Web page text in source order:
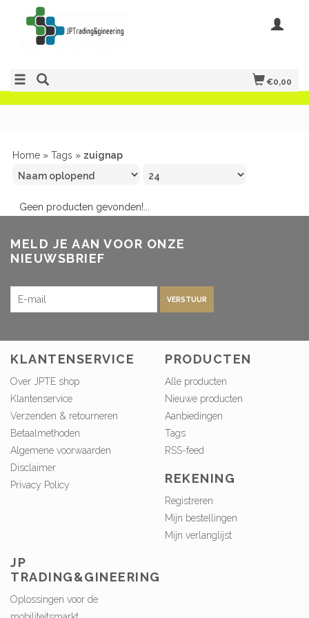
€0,00
Home » Tags » zuignap
Geen producten gevonden!...
MELD JE AAN VOOR ONZE
NIEUWSBRIEF
VERSTUUR
KLANTENSERVICE
Over JPTE shop
Klantenservice
Verzenden & retourneren
Betaalmethoden
Algemene voorwaarden
Disclaimer
Privacy Policy
PRODUCTEN
Alle producten
Nieuwe producten
Aanbiedingen
Tags
RSS-feed
REKENING
Registreren
Mijn bestellingen
Mijn verlanglijst
JP
TRADING&GINEERING
Oplossingen voor de